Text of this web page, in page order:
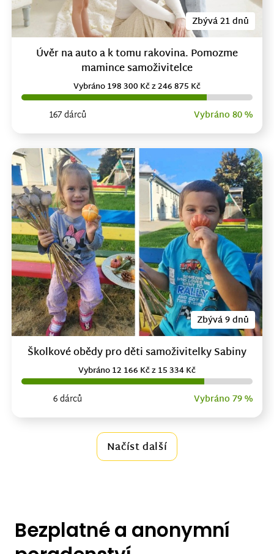
Zbývá 21 dnů
Úvěr na auto a k tomu rakovina. Pomozme
mamince samoživitelce
167 dárců Vybráno 80 %
Vybráno 198 300 Kč z 246 875 Kč
Zbývá 9 dnů
Školkové obědy pro děti samoživitelky Sabiny
6 dárců Vybráno 79 %
Vybráno 12 166 Kč z 15 334 Kč
Načíst další
Bezplatné a anonymní